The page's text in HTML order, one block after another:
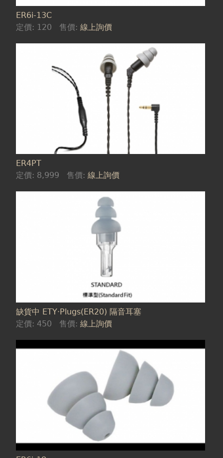
ER6i-13C
定價: 120 售價:線上詢價
ER4PT
定價: 8,999 售價:線上詢價
缺貨中 ETY‧Plugs(ER20) 隔音耳塞
定價: 450 售價:線上詢價